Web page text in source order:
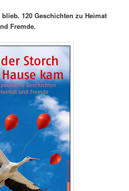
120 Geschichten zu Heimat
Fremde.